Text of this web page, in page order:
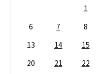
1
6
7 8
13
14 15
20
21 22